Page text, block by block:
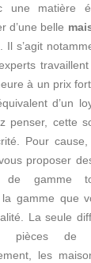
matière
d’une belle
Il s’agit
à un prix
d’un
penser, cette
Pour
proposer
de gamme
la gamme que
La seule
pièces
les